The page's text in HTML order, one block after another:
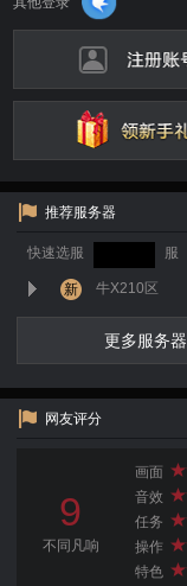
推荐服务器
快速选服 服
新 牛X210区
更多服务器
网友评分
9
不同凡响
画面
音效
任务
操作
特色